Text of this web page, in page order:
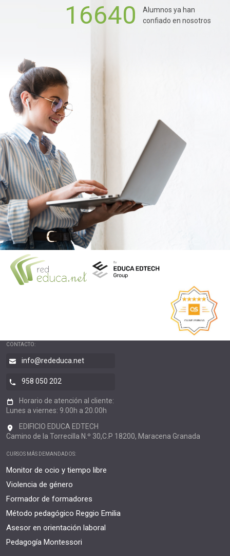
16640
Alumnos ya han
confiado en nosotros
CONTACTO:
info@rededuca.net
958 050 202
Horario de atención al cliente:
Lunes a viernes: 9.00h a 20.00h
EDIFICIO EDUCA EDTECH
Camino de la Torrecilla N.º 30,C.P 18200, Maracena Granada
CURSOS MÁS DEMANDADOS:
Monitor de ocio y tiempo libre
Violencia de género
Formador de formadores
Método pedagógico Reggio Emilia
Asesor en orientación laboral
Pedagogía Montessori